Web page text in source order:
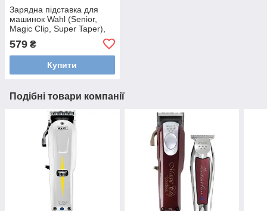
Зарядна підставка для
машинок Wahl (Senior,
Magic Clip, Super Taper),
579 ₴
Купити
Подібні товари компанії